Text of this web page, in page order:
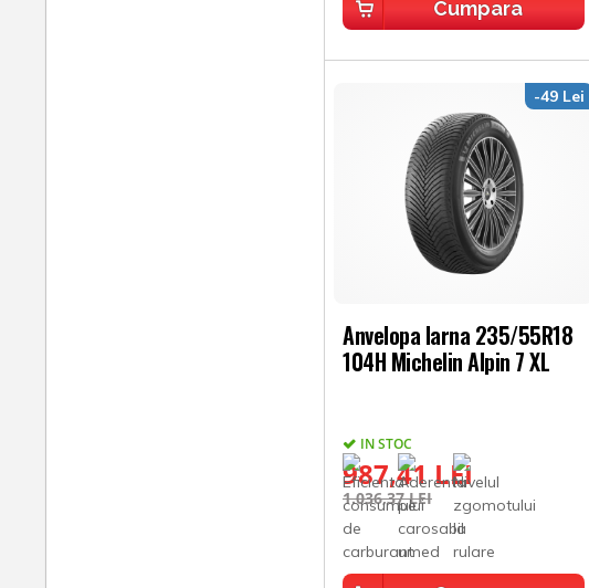
Cumpara
Anvelopa Iarna 235/55R18
104H Michelin Alpin 7 XL
IN STOC
987,41 LEI
-49 Lei
1.036,37 LEI